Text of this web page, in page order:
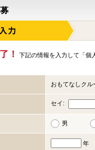
！ 下記の情報を入力して「個
おもてなしクル
セイ:
男
年